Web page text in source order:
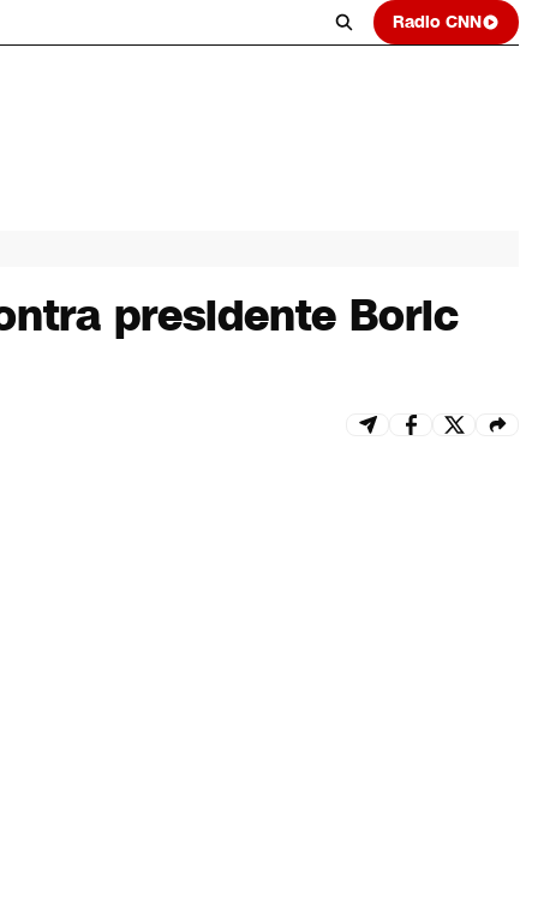
Radio CNN
presidente Boric